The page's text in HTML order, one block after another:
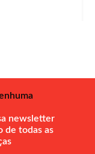
newsletter
de todas as